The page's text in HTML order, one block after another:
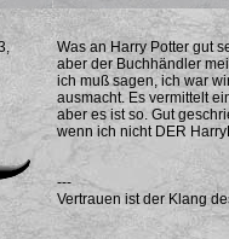
Was an Harry Potter gut
aber der Buchhändler
ich muß sagen, ich war
ausmacht. Es vermittelt
aber es ist so. Gut
wenn ich nicht DER
---
Vertrauen ist der Klang